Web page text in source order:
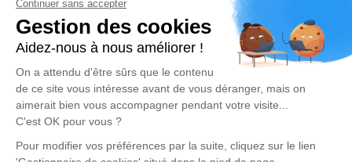
Madame Rosa GALIANO-PIRES
survenu à l'âge de 62 ans.
La cérémonie religieuse aura lieu le Samedi 28
Septembre 2024, à 16h00, en l'église de Montblanc,
suivie de l'inhumation au cimetière neuf de